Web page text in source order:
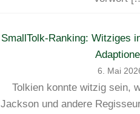
SmallTolk-Ranking: Witziges
6. Mai
Tolkien konnte witzig sein,
Jackson und andere